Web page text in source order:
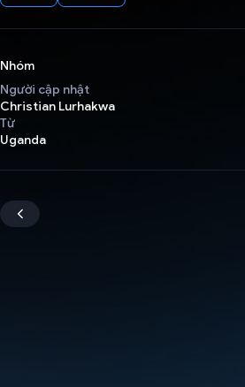
Nhóm
Người cập nhật
Christian Lurhakwa
Từ
Uganda